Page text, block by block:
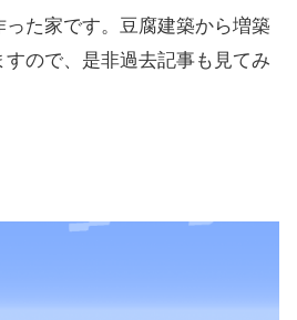
った家です。豆腐建築から増築
すので、是非過去記事も見てみ